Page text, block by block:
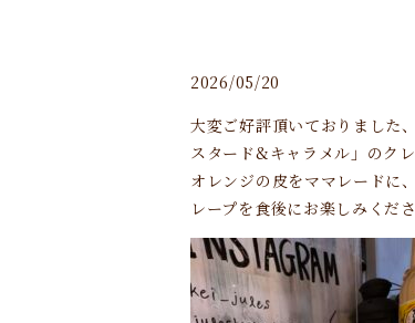
2026/05/20
大変ご好評頂いておりました
スタード&キャラメル」のク
オレンジの皮をママレードに
レープを食後にお楽しみくだ